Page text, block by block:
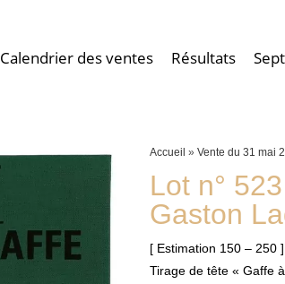
Calendrier des ventes Résultats
Accueil »Vente du 31 mai
Lot n° 523
Gaston
[ Estimation 150 – 250 ]
Tirage de tête « Gaffe